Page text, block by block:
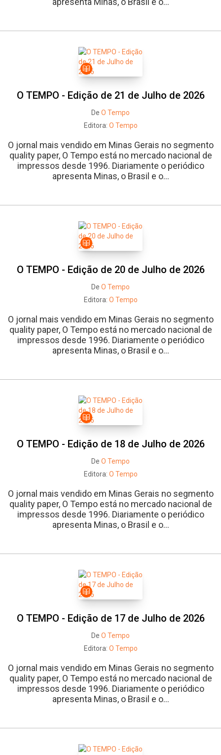
O TEMPO - Edição de 21 de Julho de 2026
De O Tempo
Editora: O Tempo
O jornal mais vendido em Minas Gerais no segmento
quality paper, O Tempo está no mercado nacional de
impressos desde 1996. Diariamente o periódico
apresenta Minas, o Brasil e o...
O TEMPO - Edição de 20 de Julho de 2026
De O Tempo
Editora: O Tempo
O jornal mais vendido em Minas Gerais no segmento
quality paper, O Tempo está no mercado nacional de
impressos desde 1996. Diariamente o periódico
apresenta Minas, o Brasil e o...
O TEMPO - Edição de 18 de Julho de 2026
De O Tempo
Editora: O Tempo
O jornal mais vendido em Minas Gerais no segmento
quality paper, O Tempo está no mercado nacional de
impressos desde 1996. Diariamente o periódico
apresenta Minas, o Brasil e o...
O TEMPO - Edição de 17 de Julho de 2026
De O Tempo
Editora: O Tempo
O jornal mais vendido em Minas Gerais no segmento
quality paper, O Tempo está no mercado nacional de
impressos desde 1996. Diariamente o periódico
apresenta Minas, o Brasil e o...